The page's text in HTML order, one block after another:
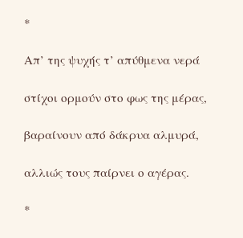
*
Απ’ της ψυχής τ’ απύθμενα νερά
στίχοι ορμούν στο φως της μέρας,
βαραίνουν από δάκρυα αλμυρά,
αλλιώς τους παίρνει ο αγέρας.
*